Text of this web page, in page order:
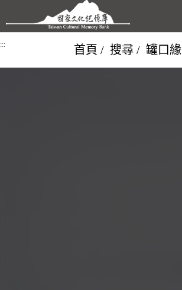
跳到主要內容區塊
::: 首頁 搜尋 罐口緣